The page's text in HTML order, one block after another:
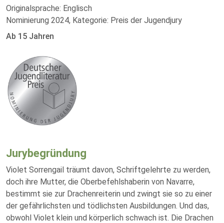
Originalsprache: Englisch
Nominierung 2024, Kategorie: Preis der Jugendjury
Ab 15 Jahren
Jurybegründung
Violet Sorrengail träumt davon, Schriftgelehrte zu werden,
doch ihre Mutter, die Oberbefehlshaberin von Navarre,
bestimmt sie zur Drachenreiterin und zwingt sie so zu einer
der gefährlichsten und tödlichsten Ausbildungen. Und das,
obwohl Violet klein und körperlich schwach ist. Die Drachen